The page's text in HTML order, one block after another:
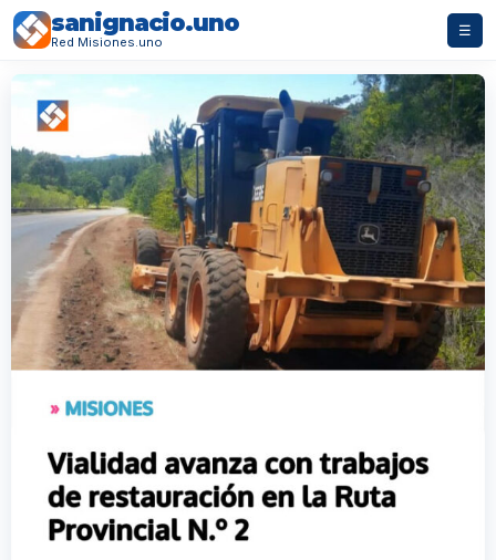
sanignacio.uno
Red Misiones.uno
☰